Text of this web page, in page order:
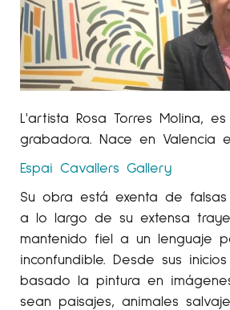
L'artista Rosa Torres Molina,
grabadora. Nace en Valencia
Espai Cavallers Gallery
Su obra está exenta de
a lo largo de su extensa
mantenido fiel a un lenguaje
inconfundible. Desde sus
basado la pintura en
sean paisajes, animales